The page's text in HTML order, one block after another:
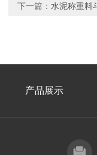
下一篇： 水泥称重料
产品展示